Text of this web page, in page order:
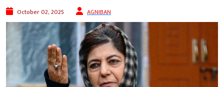
October 02, 2025 AGNIBAN